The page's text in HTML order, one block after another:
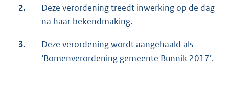
2.
Deze verordening treedt inwerking op de dag
na haar bekendmaking.
3.
Deze verordening wordt aangehaald als
‘Bomenverordening gemeente Bunnik 2017’.